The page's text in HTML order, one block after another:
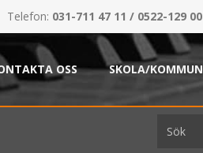
Telefon: 031-711 47 11 / 0522-129 00
OSS SKOLA/KOMMUN